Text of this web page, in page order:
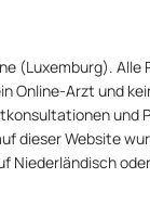
(Luxemburg). Alle
Online-Arzt und
und
dieser Website
Niederländisch